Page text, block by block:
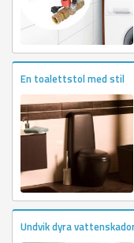
En toalettstol med stil
Undvik dyra